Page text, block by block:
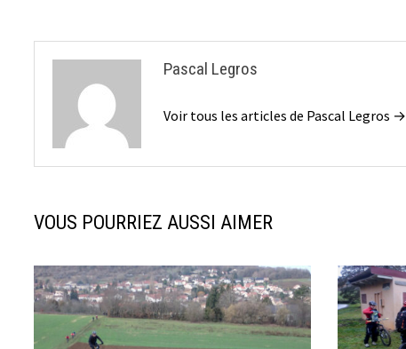
Pascal Legros
Voir tous les articles de Pascal Legros →
VOUS POURRIEZ AUSSI AIMER